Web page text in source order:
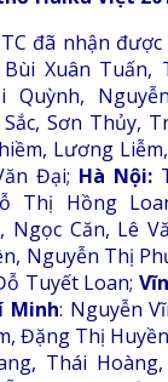
đã nhận
Bùi Xuân Tuấn,
Quỳnh,
Sơn Thủy,
Lương
Đại; Hà Nội:
Thị Hồng
Ngọc Căn, Lê
Nguyễn Thị
Tuyết Loan;
Minh: Nguyễn
Đặng Thị
Thái